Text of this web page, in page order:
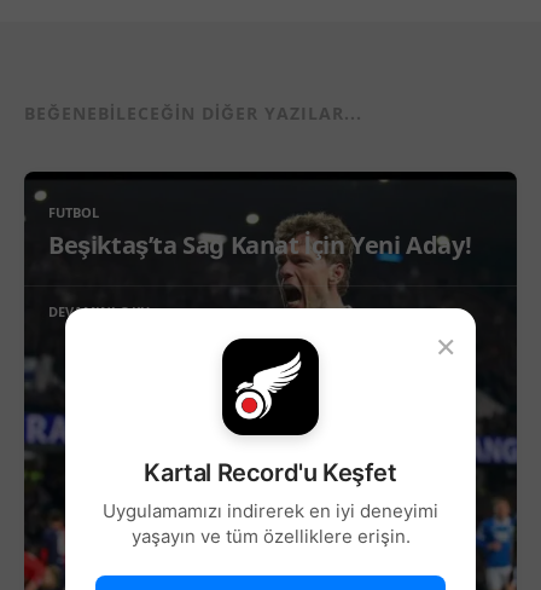
BEĞENEBILECEĞIN DIĞER YAZILAR...
FUTBOL
Beşiktaş’ta Sağ Kanat İçin Yeni Aday!
DEVAMINI OKU
×
Kartal Record'u Keşfet
Uygulamamızı indirerek en iyi deneyimi
yaşayın ve tüm özelliklere erişin.